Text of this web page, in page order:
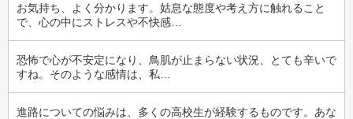
お気持ち、よく分かります。姑息な態度や考え方に触れること
で、心の中にストレスや不快感…
恐怖で心が不安定になり、鳥肌が止まらない状況、とても辛いで
すね。そのような感情は、私…
進路についての悩みは、多くの高校生が経験するものです。あな